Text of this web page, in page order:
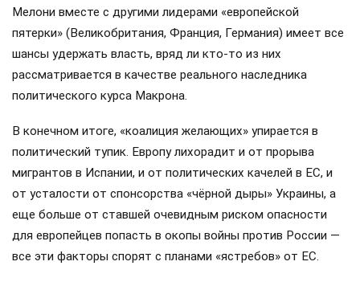
Мелони вместе с другими лидерами «европейской
пятерки» (Великобритания, Франция, Германия) имеет все
шансы удержать власть, вряд ли кто-то из них
рассматривается в качестве реального наследника
политического курса Макрона.
В конечном итоге, «коалиция желающих» упирается в
политический тупик. Европу лихорадит и от прорыва
мигрантов в Испании, и от политических качелей в ЕС, и
от усталости от спонсорства «чёрной дыры» Украины, а
еще больше от ставшей очевидным риском опасности
для европейцев попасть в окопы войны против России —
все эти факторы спорят с планами «ястребов» от ЕС.